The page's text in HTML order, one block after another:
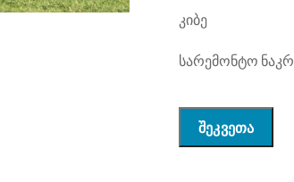
კიბე
სარემონტო
შეკვეთა